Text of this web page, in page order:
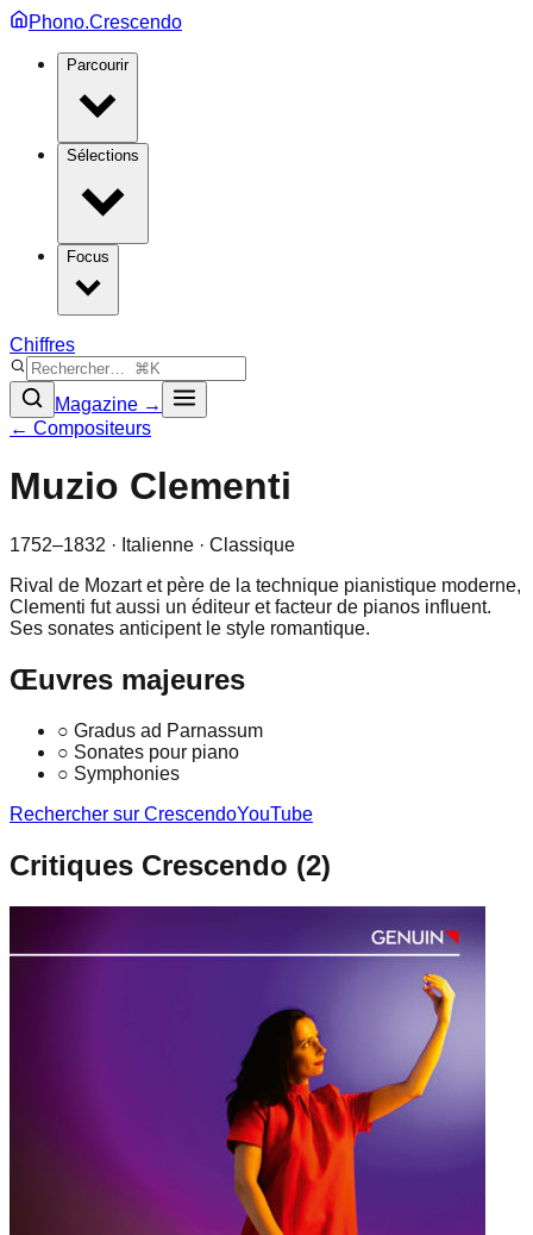
Phono.Crescendo
Parcourir
Sélections
Focus
Chiffres
Magazine →
← Compositeurs
Muzio Clementi
1752–1832 · Italienne · Classique
Rival de Mozart et père de la technique pianistique moderne,
Clementi fut aussi un éditeur et facteur de pianos influent.
Ses sonates anticipent le style romantique.
Œuvres majeures
○ Gradus ad Parnassum
○ Sonates pour piano
○ Symphonies
Rechercher sur CrescendoYouTube
Critiques Crescendo (2)